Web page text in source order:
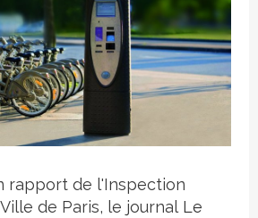
rapport de l'Inspection
de Paris, le journal Le